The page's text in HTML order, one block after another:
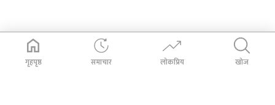
गृहपृष्ठ समाचार लोकप्रिय खोज